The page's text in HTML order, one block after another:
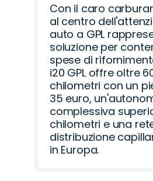
Con il caro
al centro
auto a GPL
soluzione per
spese di
i20 GPL offre oltre
chilometri con un
35 euro,
complessiva
chilometri e una
distribuzione
in Europa.